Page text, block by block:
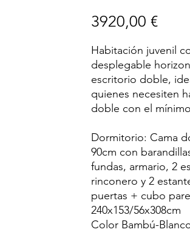
3920,00 €
Habitación juvenil
desplegable
escritorio doble,
quienes necesiten
doble con el
Dormitorio: Cama
90cm con
fundas, armario, 2
rinconero y 2
puertas + cubo
240x153/56x308cm
Color Bambú-